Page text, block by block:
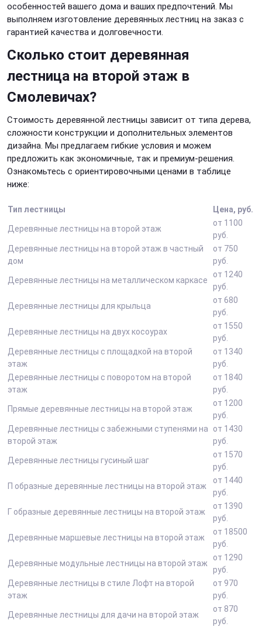
особенностей вашего дома и ваших предпочтений. Мы
выполняем изготовление деревянных лестниц на заказ с
гарантией качества и долговечности.
Сколько стоит деревянная
лестница на второй этаж в
Смолевичах?
Стоимость деревянной лестницы зависит от типа дерева,
сложности конструкции и дополнительных элементов
дизайна. Мы предлагаем гибкие условия и можем
предложить как экономичные, так и премиум-решения.
Ознакомьтесь с ориентировочными ценами в таблице
ниже:
Тип лестницы Цена, руб.
Деревянные лестницы на второй этаж
от 1100
руб.
Деревянные лестницы на второй этаж в частный
дом
от 750
руб.
Деревянные лестницы на металлическом каркасе
от 1240
руб.
Деревянные лестницы для крыльца
от 680
руб.
Деревянные лестницы на двух косоурах
от 1550
руб.
Деревянные лестницы с площадкой на второй
этаж
от 1340
руб.
Деревянные лестницы с поворотом на второй
этаж
от 1840
руб.
Прямые деревянные лестницы на второй этаж
от 1200
руб.
Деревянные лестницы с забежными ступенями на
второй этаж
от 1430
руб.
Деревянные лестницы гусиный шаг
от 1570
руб.
П образные деревянные лестницы на второй этаж
от 1440
руб.
Г образные деревянные лестницы на второй этаж
от 1390
руб.
Деревянные маршевые лестницы на второй этаж
от 18500
руб.
Деревянные модульные лестницы на второй этаж
от 1290
руб.
Деревянные лестницы в стиле Лофт на второй
этаж
от 970
руб.
Деревянные лестницы для дачи на второй этаж
от 870
руб.